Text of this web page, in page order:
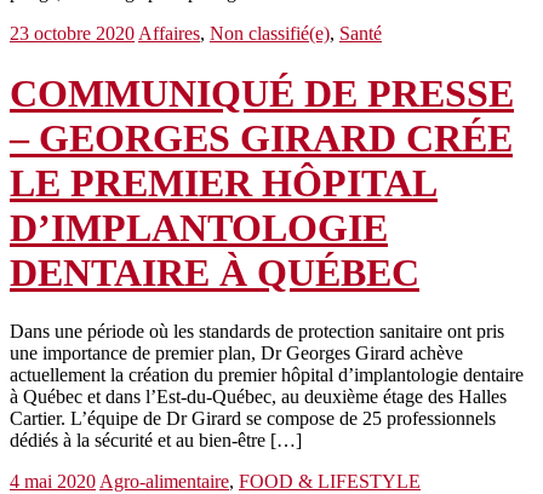
23 octobre 2020 Affaires, Non classifié(e), Santé
COMMUNIQUÉ DE PRESSE
– GEORGES GIRARD CRÉE
LE PREMIER HÔPITAL
D’IMPLANTOLOGIE
DENTAIRE À QUÉBEC
Dans une période où les standards de protection sanitaire ont pris
une importance de premier plan, Dr Georges Girard achève
actuellement la création du premier hôpital d’implantologie dentaire
à Québec et dans l’Est-du-Québec, au deuxième étage des Halles
Cartier. L’équipe de Dr Girard se compose de 25 professionnels
dédiés à la sécurité et au bien-être […]
4 mai 2020 Agro-alimentaire, FOOD & LIFESTYLE